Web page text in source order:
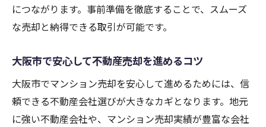
につながります。事前準備を徹底することで、スムーズ
な売却と納得できる取引が可能です。
大阪市で安心して不動産売却を進めるコツ
大阪市でマンション売却を安心して進めるためには、信
頼できる不動産会社選びが大きなカギとなります。地元
に強い不動産会社や、マンション売却実績が豊富な会社